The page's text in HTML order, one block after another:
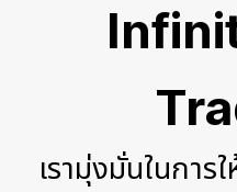
เรามุ่งมั่นในการ